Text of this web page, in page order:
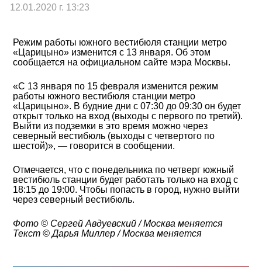
12.01.2020 г. 13:23
Режим работы южного вестибюля станции метро
«Царицыно» изменится с 13 января. Об этом
сообщается на официальном сайте мэра Москвы.
«С 13 января по 15 февраля изменится режим
работы южного вестибюля станции метро
«Царицыно». В будние дни с 07:30 до 09:30 он будет
открыт только на вход (выходы с первого по третий).
Выйти из подземки в это время можно через
северный вестибюль (выходы с четвертого по
шестой)», — говорится в сообщении.
Отмечается, что с понедельника по четверг южный
вестибюль станции будет работать только на вход с
18:15 до 19:00. Чтобы попасть в город, нужно выйти
через северный вестибюль.
Фото © Cергей Авдуевский / Москва меняется
Текст © Дарья Миллер / Москва меняется